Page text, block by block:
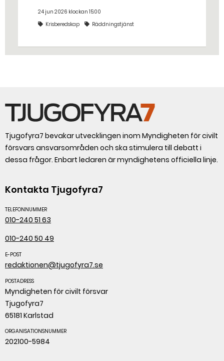
stället. Det gjorde räddningstjänsten i
Eskilstuna – tio kubikmeter närmare
24 jun 2026 klockan 15:00
Krisberedskap
Räddningstjänst
Tjugofyra7 bevakar utvecklingen inom Myndigheten för civilt
försvars ansvarsområden och ska stimulera till debatt i
dessa frågor. Enbart ledaren är myndighetens officiella linje.
Kontakta Tjugofyra7
TELEFONNUMMER
010-240 51 63
010-240 50 49
E-POST
redaktionen@tjugofyra7.se
POSTADRESS
Myndigheten för civilt försvar
Tjugofyra7
65181 Karlstad
ORGANISATIONSNUMMER
202100-5984